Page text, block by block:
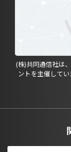
(株)共同通信社は
ントを主催して